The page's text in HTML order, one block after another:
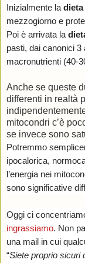
Inizialmente la
mezzogiorno e
Poi è arrivata la
pasti, dai canonici
macronutrienti (40-
Anche se queste
differenti in realtà
mitocondri c’è
se invece sono
Potremmo
ipocalorica,
l’energia nei
sono significative
Oggi ci
ingrassiamo. Non
una mail in cui
“Siete proprio sicuri